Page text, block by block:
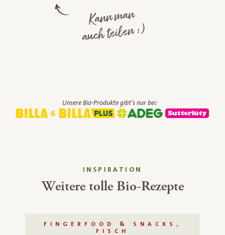
Kann man
auch teilen :)
Unsere Bio-Produkte gibt's nur bei:
INSPIRATION
Weitere tolle Bio-Rezepte
FINGERFOOD & SNACKS,
FISCH